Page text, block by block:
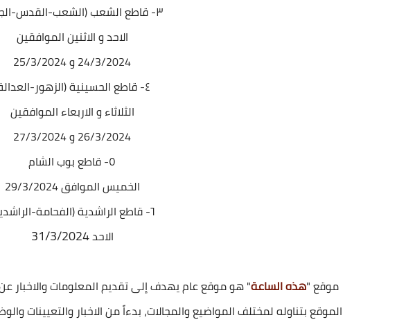
٣- قاطع الشعب (الشعب-القدس-الجزائر)
الاحد و الاثنين الموافقين
24/3/2024 و 25/3/2024
٤- قاطع الحسينية (الزهور-العدالة)
الثلاثاء و الاربعاء الموافقين
26/3/2024 و 27/3/2024
٥- قاطع بوب الشام
الخميس الموافق 29/3/2024
٦- قاطع الراشدية (الفحامة-الراشدية)
الاحد31/3/2024
موقع "هذه الساعة" هو موقع عام يهدف إلى تقديم المعلومات والاخبار
الموقع بتناوله لمختلف المواضيع والمجالات، بدءاً من الاخبار والتعيينات